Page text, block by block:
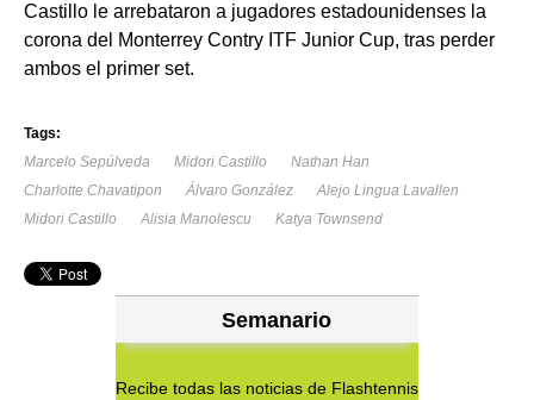
Castillo le arrebataron a jugadores estadounidenses la
corona del Monterrey Contry ITF Junior Cup, tras perder
ambos el primer set.
Tags:
Marcelo Sepúlveda
Midori Castillo
Nathan Han
Charlotte Chavatipon
Álvaro González
Alejo Lingua Lavallen
Midori Castillo
Alisia Manolescu Katya Townsend
Semanario
Recibe todas las noticias de Flashtennis